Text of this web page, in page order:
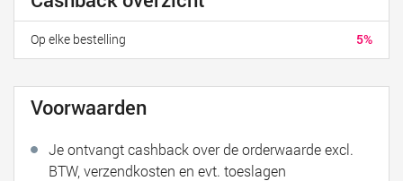
5%
Op elke bestelling
Voorwaarden
Je ontvangt cashback over de orderwaarde excl.
BTW, verzendkosten en evt. toeslagen